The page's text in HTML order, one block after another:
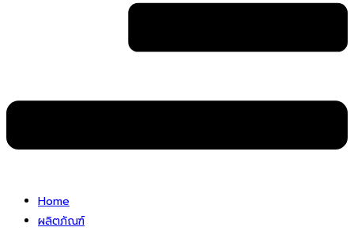
Home
ผลิตภัณฑ์